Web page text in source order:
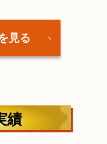
見る
績